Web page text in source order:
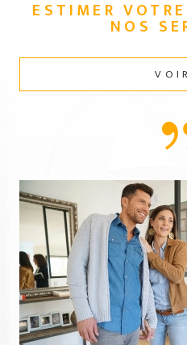
ESTIMER
NOS